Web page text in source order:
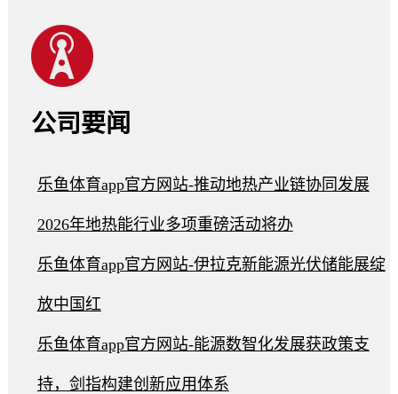
公司要闻
乐鱼体育app官方网站-推动地热产业链协同发展
2026年地热能行业多项重磅活动将办
乐鱼体育app官方网站-伊拉克新能源光伏储能展绽
放中国红
乐鱼体育app官方网站-能源数智化发展获政策支
持，剑指构建创新应用体系